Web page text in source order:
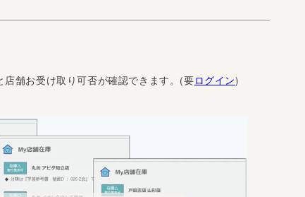
店舗お受け取り可否が確認できます。(要ログイン)